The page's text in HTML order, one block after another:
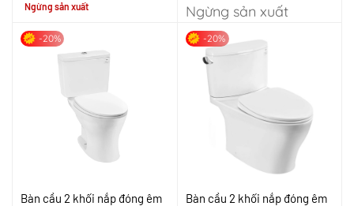
Ngừng sản xuất Ngừng sản xuất
-20%
Bàn cầu 2 khối nắp đóng êm
-20%
Bàn cầu 2 khối nắp đóng êm